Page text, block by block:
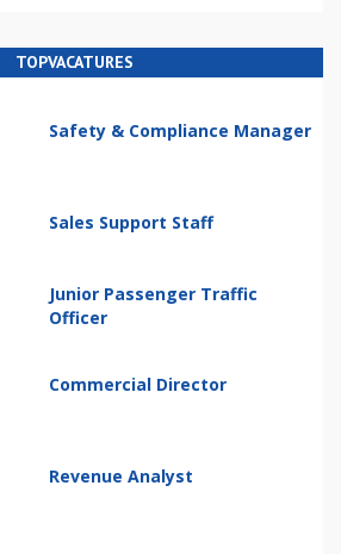
TOPVACATURES
Safety & Compliance Manager
Sales Support Staff
Junior Passenger Traffic
Officer
Commercial Director
Revenue Analyst